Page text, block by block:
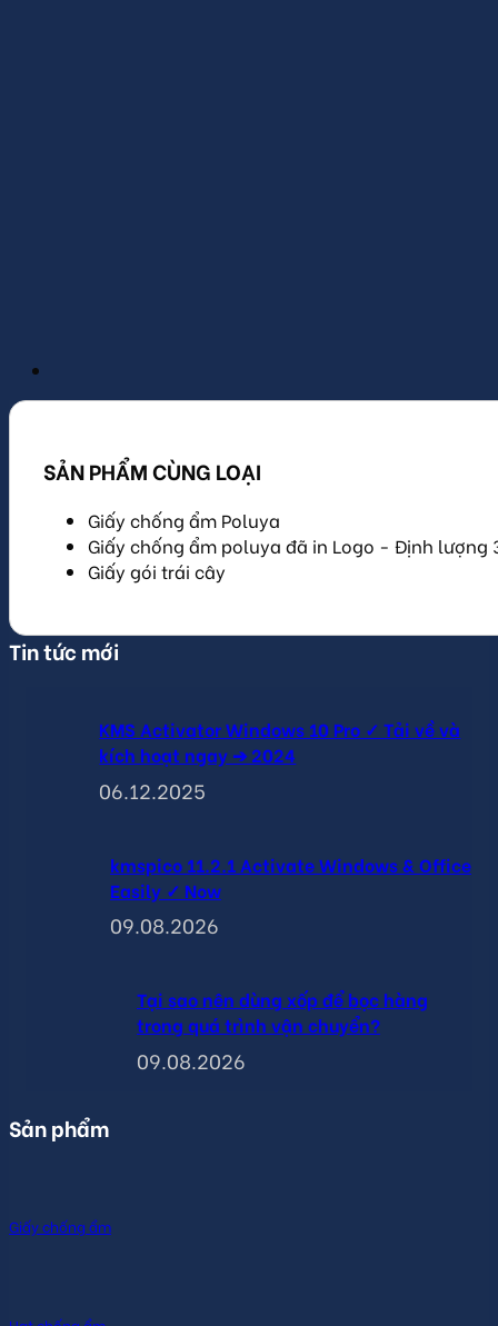
SẢN PHẨM CÙNG LOẠI
Giấy chống ẩm Poluya
Giấy chống ẩm poluya đã in Logo - Định lượng
Giấy gói trái cây
Tin tức mới
KMS Activator Windows 10 Pro ✓ Tải về và
kích hoạt ngay ➔ 2024
06.12.2025
kmspico 11.2.1 Activate Windows & Office
Easily ✓ Now
09.08.2026
Tại sao nên dùng xốp để bọc hàng
trong quá trình vận chuyển?
09.08.2026
Sản phẩm
Giấy chống ẩm